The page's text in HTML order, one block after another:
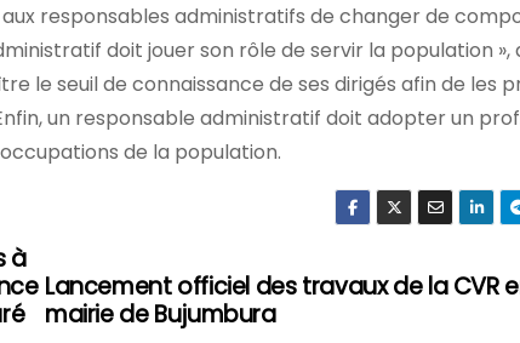
responsables administratifs de changer de
doit jouer son rôle de servir la population
le seuil de connaissance de ses dirigés afin de les
un responsable administratif doit adopter un
de la population.
Lancement officiel des travaux de la CVR
mairie de Bujumbura
à